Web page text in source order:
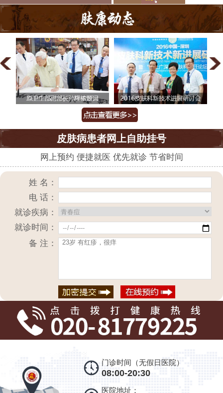
皮肤病患者网上自助挂号
网上预约 便捷就医 优先就诊 节省时间
姓 名：
电 话：
就诊疾病：
就诊时间：
备 注：
门诊时间（无假日医院）
08:00-20:30
医院地址：